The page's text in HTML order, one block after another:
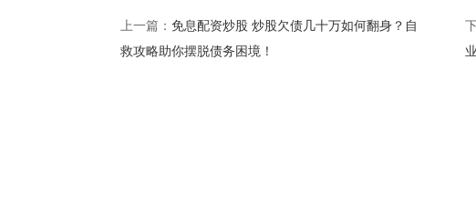
上一篇： 免息配资炒股 炒股欠债几十万如何翻身？自
救攻略助你摆脱债务困境！